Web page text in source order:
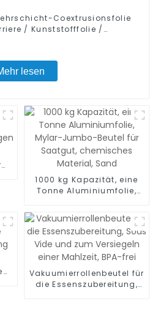
Coextrusionsfolie
/ Kunststofffolie /
lesen
1000 kg Kapazität, eine
Tonne Aluminiumfolie,
Saatgut, chemisches
Material, Sand
Vakuumierrollenbeutel für
die Essenszubereitung,